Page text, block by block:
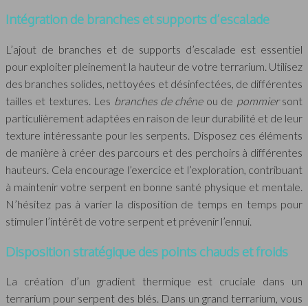
Intégration de branches et supports d’escalade
L’ajout de branches et de supports d’escalade est essentiel
pour exploiter pleinement la hauteur de votre terrarium. Utilisez
des branches solides, nettoyées et désinfectées, de différentes
tailles et textures. Les branches de chêne ou de pommiersont
particulièrement adaptées en raison de leur durabilité et de leur
texture intéressante pour les serpents. Disposez ces éléments
de manière à créer des parcours et des perchoirs à différentes
hauteurs. Cela encourage l’exercice et l’exploration, contribuant
à maintenir votre serpent en bonne santé physique et mentale.
N’hésitez pas à varier la disposition de temps en temps pour
stimuler l’intérêt de votre serpent et prévenir l’ennui.
Disposition stratégique des points chauds et froids
La création d’un gradient thermique est cruciale dans un
terrarium pour serpent des blés. Dans un grand terrarium, vous